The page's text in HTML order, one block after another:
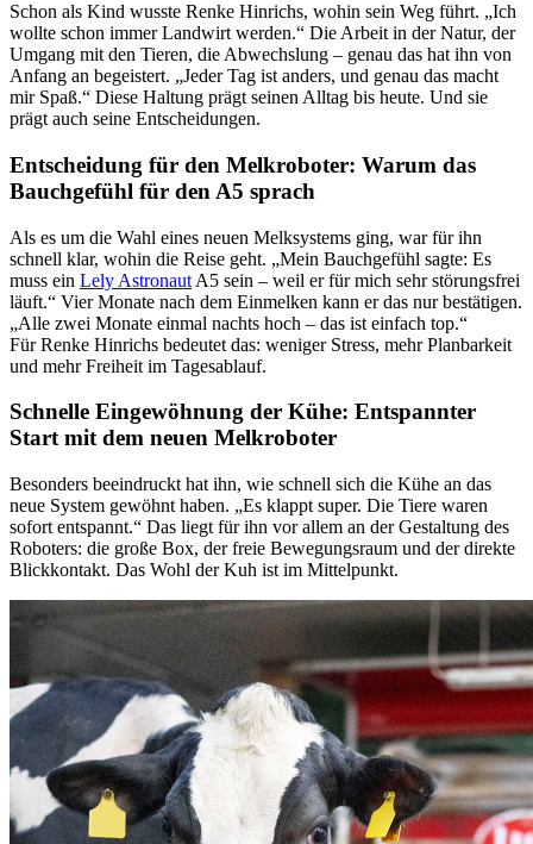
Schon als Kind wusste Renke Hinrichs, wohin sein Weg führt. „Ich
wollte schon immer Landwirt werden.“ Die Arbeit in der Natur, der
Umgang mit den Tieren, die Abwechslung – genau das hat ihn von
Anfang an begeistert. „Jeder Tag ist anders, und genau das macht
mir Spaß.“ Diese Haltung prägt seinen Alltag bis heute. Und sie
prägt auch seine Entscheidungen.
Entscheidung für den Melkroboter: Warum das
Bauchgefühl für den A5 sprach
Als es um die Wahl eines neuen Melksystems ging, war für ihn
schnell klar, wohin die Reise geht. „Mein Bauchgefühl sagte: Es
muss ein Lely Astronaut A5 sein – weil er für mich sehr störungsfrei
läuft.“ Vier Monate nach dem Einmelken kann er das nur bestätigen.
„Alle zwei Monate einmal nachts hoch – das ist einfach top.“
FürRenke Hinrichs bedeutet das: weniger Stress, mehr Planbarkeit
und mehr Freiheit im Tagesablauf.
Schnelle Eingewöhnung der Kühe: Entspannter
Start mit dem neuen Melkroboter
Besonders beeindruckt hat ihn, wie schnell sich die Kühe an das
neue System gewöhnt haben. „Es klappt super. Die Tiere waren
sofort entspannt.“ Das liegt für ihn vor allem an der Gestaltung des
Roboters: die große Box, der freie Bewegungsraum und der direkte
Blickkontakt. Das Wohl der Kuh ist im Mittelpunkt.